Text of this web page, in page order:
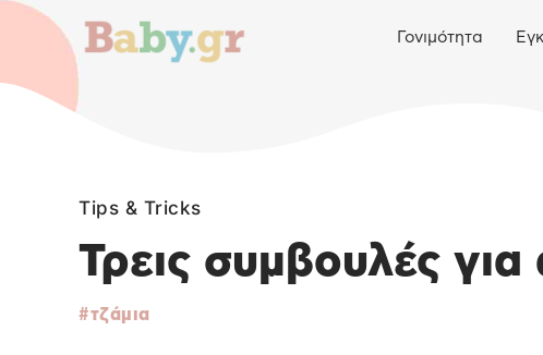
Γονιμότητα
Tips & Tricks
Τρεις συμβουλές
τζάμια